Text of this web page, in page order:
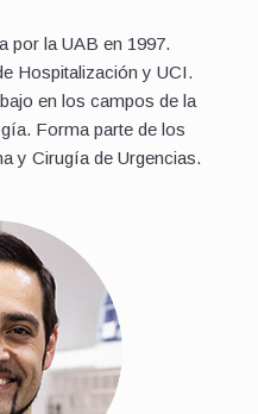
por la UAB en 1997.
Hospitalización y UCI.
en los campos de la
Forma parte de los
y Cirugía de Urgencias.